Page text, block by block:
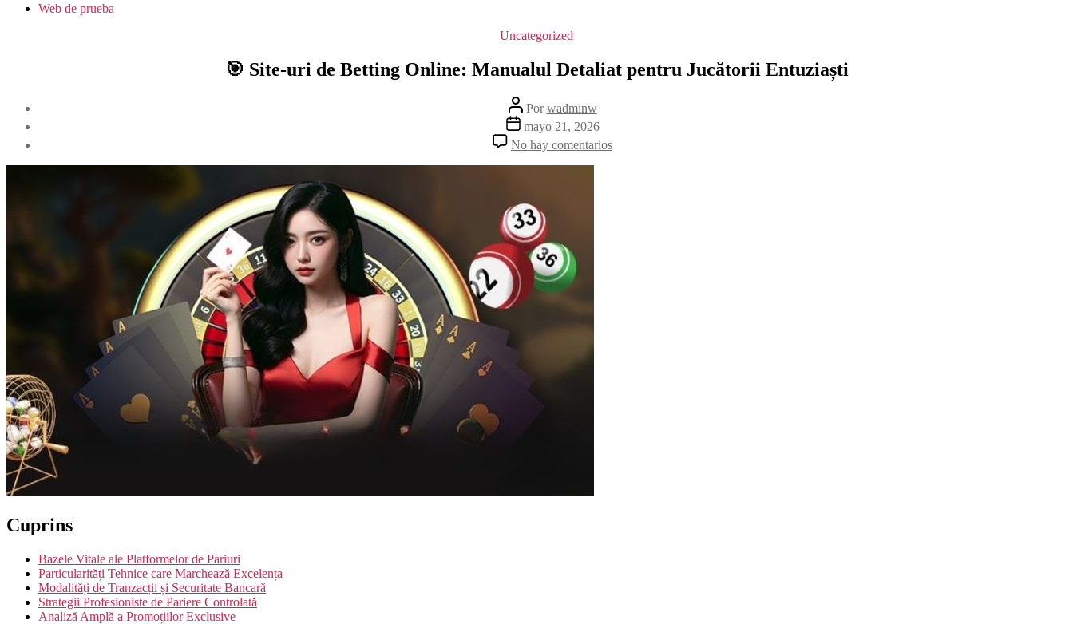
Web de prueba
Uncategorized
🎯 Site-uri de Betting Online: Manualul Detaliat pentru Jucătorii Entuziaști
Porwadminw
mayo 21, 2026
No hay comentarios
Cuprins
Bazele Vitale ale Platformelor de Pariuri
Particularități Tehnice care Marchează Excelența
Modalități de Tranzacții și Securitate Bancară
Strategii Profesioniste de Pariere Controlată
Analiză Amplă a Promoțiilor Exclusive